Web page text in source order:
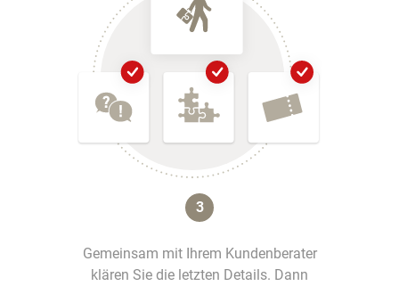
3
Gemeinsam mit Ihrem Kundenberater
klären Sie die letzten Details. Dann